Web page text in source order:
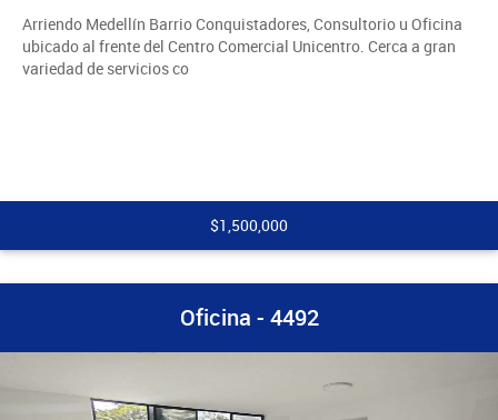
Arriendo Medellín Barrio Conquistadores, Consultorio u Oficina
ubicado al frente del Centro Comercial Unicentro. Cerca a gran
variedad de servicios co
$1,500,000
Oficina - 4492